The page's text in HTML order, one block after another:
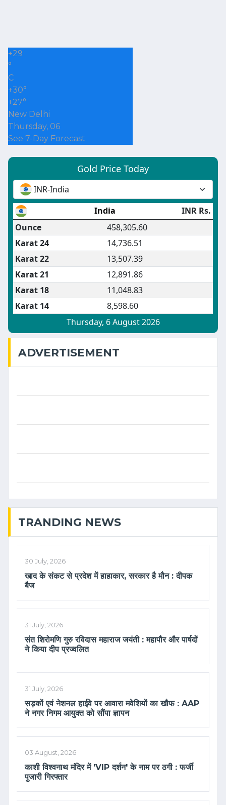
+29
°
C
+30°
+27°
New Delhi
Thursday, 06
See 7-Day Forecast
ADVERTISEMENT
TRANDING NEWS
30 July, 2026
खाद के संकट से प्रदेश में हाहाकार, सरकार है मौन : दीपक
बैज
31 July, 2026
संत शिरोमणि गुरु रविदास महाराज जयंती : महापौर और पार्षदों
ने किया दीप प्रज्वलित
31 July, 2026
सड़कों एवं नेशनल हाईवे पर आवारा मवेशियों का खौफ : AAP
ने नगर निगम आयुक्त को सौंपा ज्ञापन
03 August, 2026
काशी विश्वनाथ मंदिर में 'VIP दर्शन' के नाम पर ठगी : फर्जी
पुजारी गिरफ्तार